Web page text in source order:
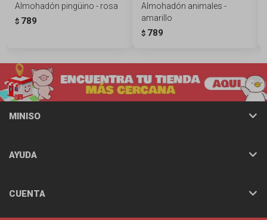
Almohadón pingüino - rosa
$ 789
Almohadón animales -
amarillo
$ 789
MINISO
AYUDA
CUENTA